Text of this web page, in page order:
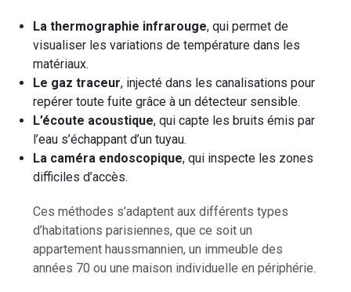
La thermographie infrarouge, qui permet de
visualiser les variations de température dans les
matériaux.
Le gaz traceur, injecté dans les canalisations pour
repérer toute fuite grâce à un détecteur sensible.
L’écoute acoustique, qui capte les bruits émis par
l’eau s’échappant d’un tuyau.
La caméra endoscopique, qui inspecte les zones
difficiles d’accès.
Ces méthodes s’adaptent aux différents types
d’habitations parisiennes, que ce soit un
appartement haussmannien, un immeuble des
années 70 ou une maison individuelle en périphérie.